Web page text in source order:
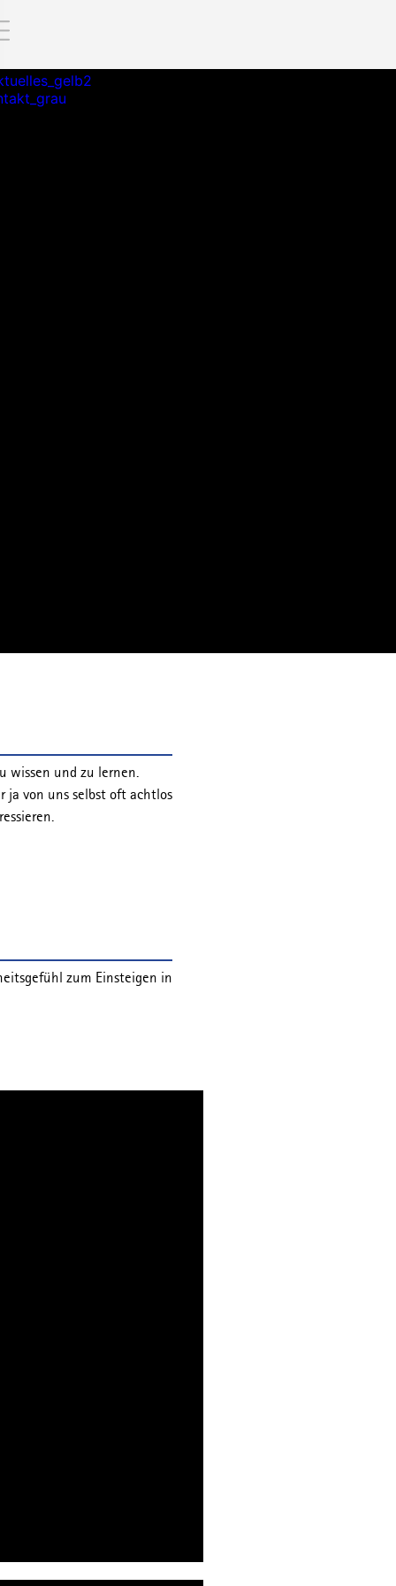
wissen und zu lernen.
ja von uns selbst oft achtlos
zum Einsteigen in